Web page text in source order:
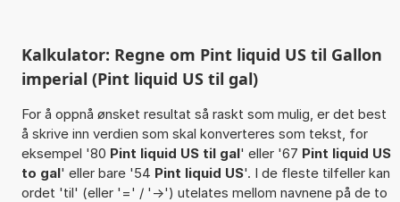
Kalkulator: Regne om Pint liquid US til Gallon
imperial (Pint liquid US til gal)
For å oppnå ønsket resultat så raskt som mulig, er det best
å skrive inn verdien som skal konverteres som tekst, for
eksempel '80 Pint liquid US til gal' eller '67 Pint liquid US
to gal' eller bare '54 Pint liquid US'. I de fleste tilfeller kan
ordet 'til' (eller '=' / '->') utelates mellom navnene på de to